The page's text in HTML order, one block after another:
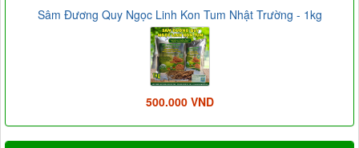
Sâm Đương Quy Ngọc Linh Kon Tum Nhật Trường - 1kg
500.000 VND